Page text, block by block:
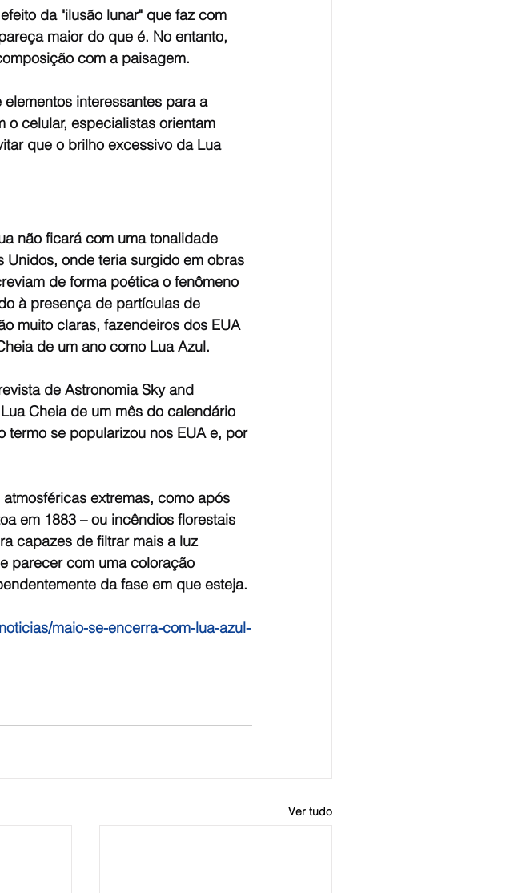
da "ilusão lunar" que faz com
maior do que é. No entanto,
com a paisagem.
interessantes para a
o celular, especialistas orientam
que o brilho excessivo da Lua
não ficará com uma tonalidade
Unidos, onde teria surgido em obras
de forma poética o fenômeno
à presença de partículas de
muito claras, fazendeiros dos EUA
de um ano como Lua Azul.
de Astronomia Sky and
Cheia de um mês do calendário
se popularizou nos EUA e, por
extremas, como após
em 1883 – ou incêndios florestais
capazes de filtrar mais a luz
parecer com uma coloração
da fase em que esteja.
maio-se-encerra-com-lua-azul-
Ver tudo